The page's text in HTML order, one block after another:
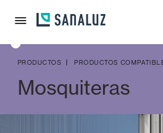
PRODUCTOS PRODUCTOS
Mosquiteras